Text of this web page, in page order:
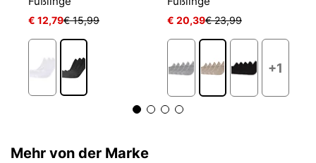
€ 12,79€ 15,99 € 20,39€ 23,99
+1
Mehr von der Marke